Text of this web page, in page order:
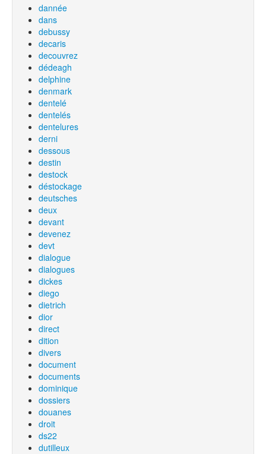
dannée
dans
debussy
decaris
decouvrez
dédeagh
delphine
denmark
dentelé
dentelés
dentelures
derni
dessous
destin
destock
déstockage
deutsches
deux
devant
devenez
devt
dialogue
dialogues
dickes
diego
dietrich
dior
direct
dition
divers
document
documents
dominique
dossiers
douanes
droit
ds22
dutilleux